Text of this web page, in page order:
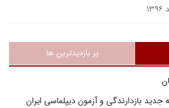
پر بازدیدترین ها
بازدارندگی و آزمون دیپلماسی ایران